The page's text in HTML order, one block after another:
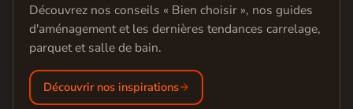
Découvrez nos conseils « Bien choisir », nos guides
d'aménagement et les dernières tendances carrelage,
parquet et salle de bain.
Découvrir nos inspirations